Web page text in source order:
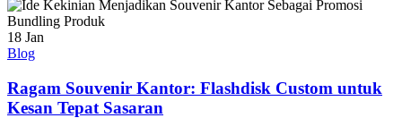
18 Jan
Blog
Ragam Souvenir Kantor: Flashdisk Custom untuk
Kesan Tepat Sasaran